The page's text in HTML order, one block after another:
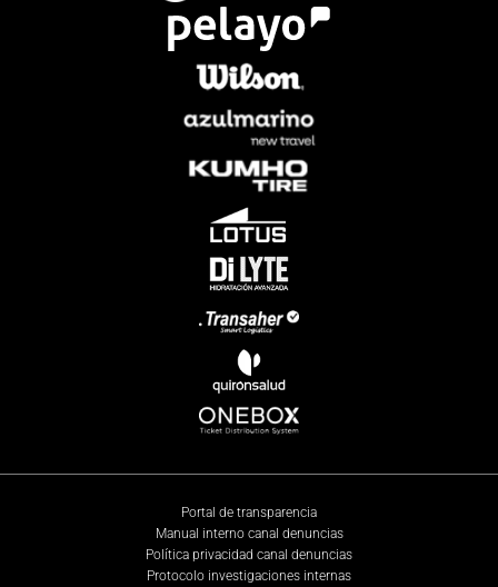
Portal de transparencia
Manual interno canal denuncias
Política privacidad canal denuncias
Protocolo investigaciones internas